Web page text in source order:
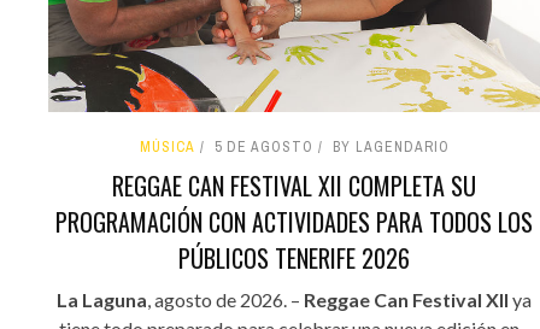
MÚSICA 5 DE AGOSTO BY LAGENDARIO
REGGAE CAN FESTIVAL XII COMPLETA SU
PROGRAMACIÓN CON ACTIVIDADES PARA TODOS LOS
PÚBLICOS TENERIFE 2026
La Laguna, agosto de 2026. – Reggae Can Festival XII ya